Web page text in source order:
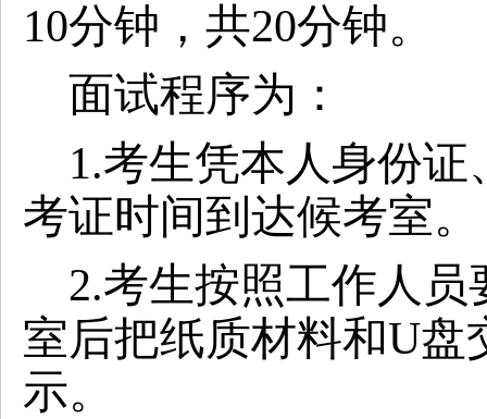
10分钟，共20分钟。
面试程序为：
1.考生凭本人身份
考证时间到达候考室。
2.考生按照工作人
室后把纸质材料和U
示。